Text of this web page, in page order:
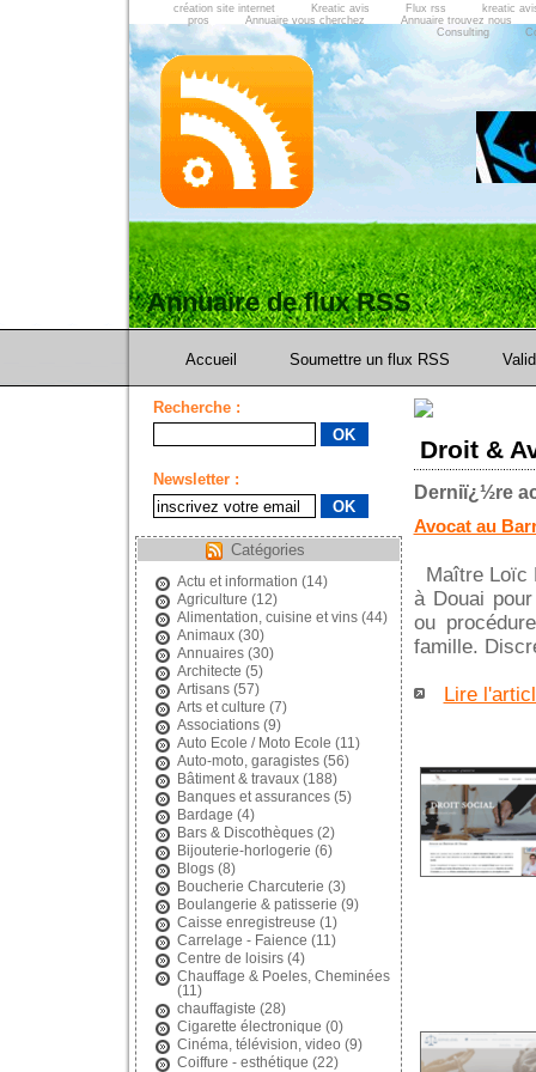
création site internet Kreatic avis Flux rss
kreatic
pros
Annuaire vous cherchez
Annuaire trouvez nous
Consulting
Annuaire de flux RSS
Accueil Soumettre un flux RSS
Recherche :
Newsletter :
Catégories
Actu et information (14)
Agriculture (12)
Alimentation, cuisine et vins(44)
Animaux(30)
Annuaires(30)
Architecte (5)
Artisans(57)
Arts et culture (7)
Associations(9)
Auto Ecole / Moto Ecole (11)
Auto-moto, garagistes(56)
Bâtiment & travaux(188)
Banques et assurances(5)
Bardage (4)
Bars & Discothèques(2)
Bijouterie-horlogerie (6)
Blogs(8)
Boucherie Charcuterie (3)
Boulangerie & patisserie (9)
Caisse enregistreuse (1)
Carrelage - Faience (11)
Centre de loisirs(4)
Chauffage & Poeles, Cheminées
(11)
chauffagiste (28)
Cigarette électronique (0)
Cinéma, télévision, video (9)
Coiffure - esthétique (22)
Droit &
Derniï¿½re
Avocat au
Maître Loïc
à Douai
ou
famille.
Lire